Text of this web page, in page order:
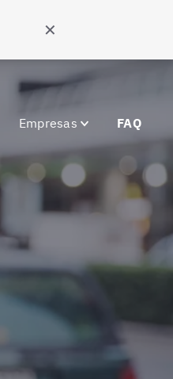
✕
Empresas FAQ